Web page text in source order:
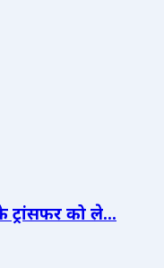
ट्रांसफर को ले...